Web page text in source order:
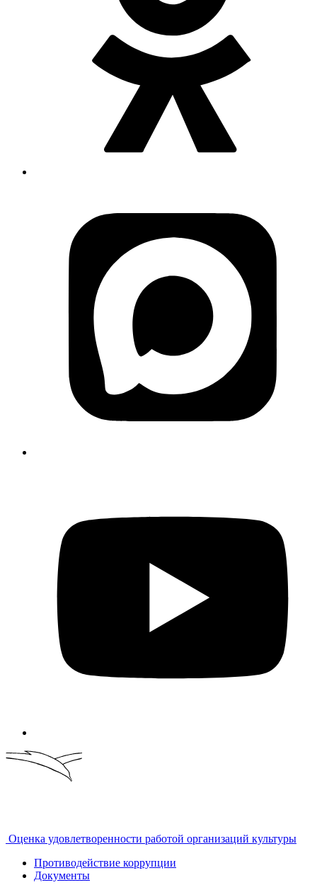
Оценка удовлетворенности работой организаций культуры
Противодействие коррупции
Документы